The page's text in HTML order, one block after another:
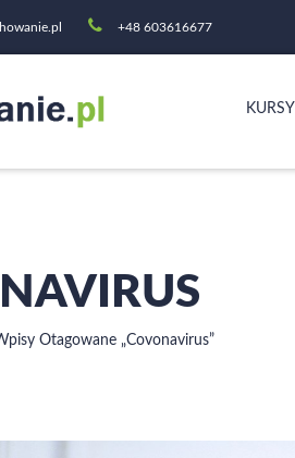
+48 603616677
KURSY
Otagowane „Covonavirus”